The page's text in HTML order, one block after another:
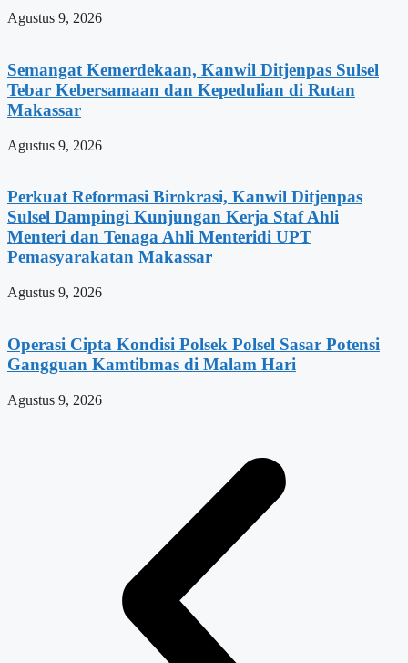
Agustus 9, 2026
Semangat Kemerdekaan, Kanwil Ditjenpas Sulsel
Tebar Kebersamaan dan Kepedulian di Rutan
Makassar
Agustus 9, 2026
Perkuat Reformasi Birokrasi, Kanwil Ditjenpas
Sulsel Dampingi Kunjungan Kerja Staf Ahli
Menteri dan Tenaga Ahli Menteridi UPT
Pemasyarakatan Makassar
Agustus 9, 2026
Operasi Cipta Kondisi Polsek Polsel Sasar Potensi
Gangguan Kamtibmas di Malam Hari
Agustus 9, 2026